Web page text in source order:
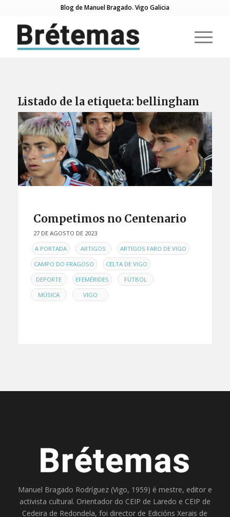
Blog de Manuel Bragado. Vigo Galicia
Listado de la etiqueta:bellingham
Competimos no Centenario
27 DE AGOSTO DE 2023
ENA PORTADA , ARTIGOS , ARTIGOS FARO DE VIGO ,
CAMPO DO FRAGOSO , CELTA DE VIGO ,
DEPORTE , EFEMÉRIDES , FÚTBOL ,
MÚSICA , VIGO
Manuel Bragado Rodríguez (Vigo, 1959) é mestre, editor e
activista cultural. Orientador do CEIP de Laredo e CEIP de
Cedeira de Redondela, foi director de Edicións Xerais de